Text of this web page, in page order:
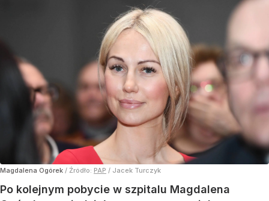
Magdalena Ogórek / Źródło: PAP / Jacek Turczyk
Po kolejnym pobycie w szpitalu Magdalena